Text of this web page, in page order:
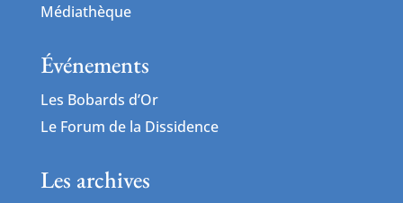
Médiathèque
Événements
Les Bobards d’Or
Le Forum de la Dissidence
Les archives